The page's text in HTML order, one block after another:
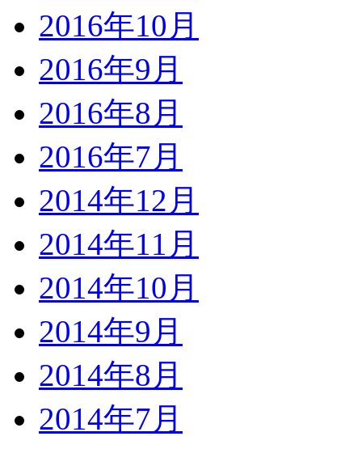
2016年10月
2016年9月
2016年8月
2016年7月
2014年12月
2014年11月
2014年10月
2014年9月
2014年8月
2014年7月